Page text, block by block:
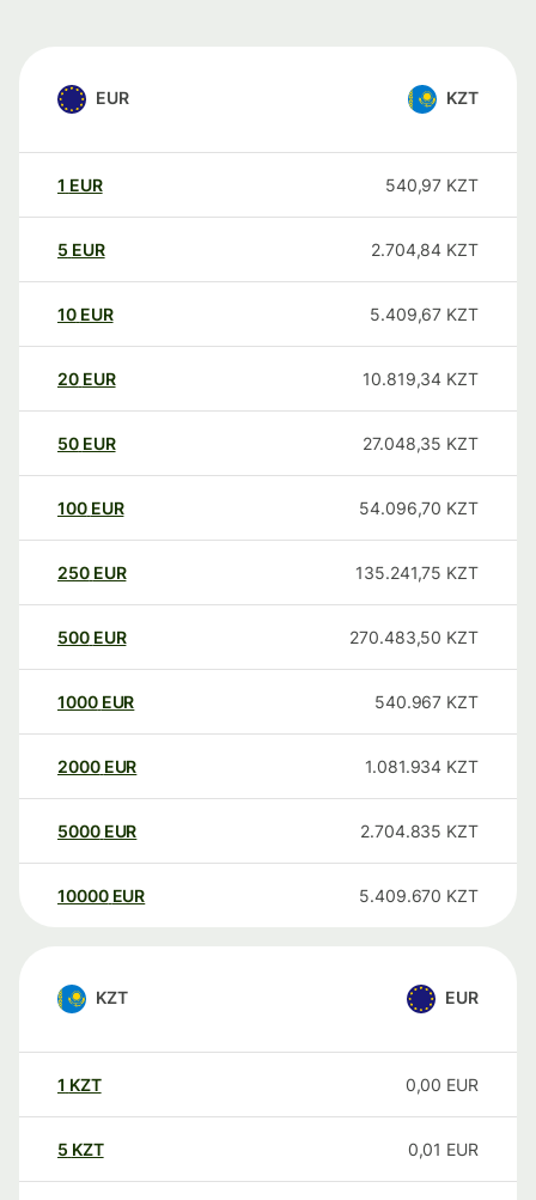
EUR KZT
1 EUR 540,97 KZT
5 EUR 2.704,84 KZT
10 EUR 5.409,67 KZT
20 EUR 10.819,34 KZT
50 EUR 27.048,35 KZT
100 EUR 54.096,70 KZT
250 EUR 135.241,75 KZT
500 EUR 270.483,50 KZT
1000 EUR 540.967 KZT
2000 EUR 1.081.934 KZT
5000 EUR 2.704.835 KZT
10000 EUR 5.409.670 KZT
KZT EUR
1 KZT 0,00 EUR
5 KZT 0,01 EUR